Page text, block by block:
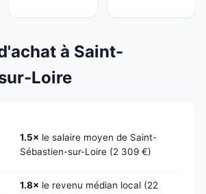
à Saint-
Loire
1.5× le salaire moyen de Saint-
Sébastien-sur-Loire (2 309 €)
1.8× le revenu médian local (22